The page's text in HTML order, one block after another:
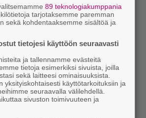
89 teknologiakumppania
tarjotaksemme paremman
sekä kohdentaaksemme sisältöä ja
tietojesi käyttöön seuraavasti
ja tallennamme evästeitä
tietoja esimerkiksi sivuista, joilla
sekä laitteesi ominaisuuksista.
yksityiskohtaisesti käyttötarkoituksiin ja
seuraavalla välilehdellä.
sivuston toimivuuteen ja